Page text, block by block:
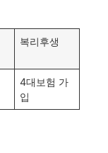
복리후생
4대보험 가
입